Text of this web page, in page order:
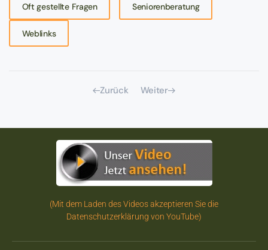
Oft gestellte Fragen Seniorenberatung
Weblinks
Zurück Weiter
(Mit dem Laden des Videos akzeptieren Sie die
Datenschutzerklärung von YouTube)